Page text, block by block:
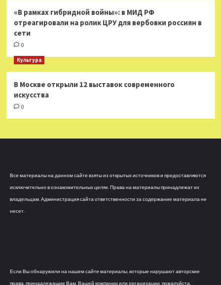
«В рамках гибридной войны»: в МИД РФ
отреагировали на ролик ЦРУ для вербовки россиян в
сети
0
Культура
В Москве открыли 12 выставок современного
искусства
0
Все материалы на данном сайте взяты из открытых источников и предоставляются
исключительно в ознакомительных целях. Права на материалы принадлежат их
владельцам. Администрация сайта ответственности за содержание материала не
несет.
Если Вы обнаружили на нашем сайте материалы, которые нарушают авторские
права, принадлежащие Вам, Вашей компании или организации, пожалуйста,